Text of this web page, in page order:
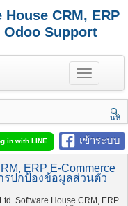
CRM, ERP
Odoo Support
T
o
g
e
n
a
v
i
g
a
t
นห
า
เข้าระบบ
in with LINE
ERP E-Commerce
รปกป้องข้อมูลส่วนตัว
Software House CRM, ERP